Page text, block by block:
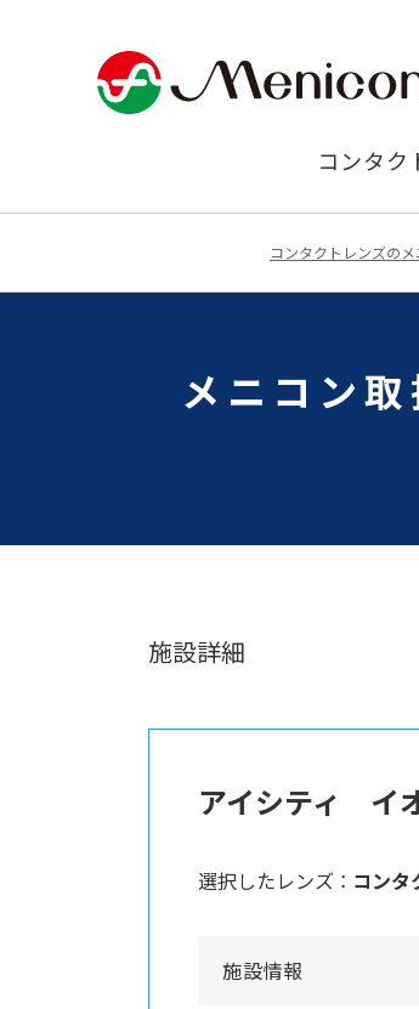
コンタク
コンタクトレンズのメ
メニコン
施設詳細
アイシティ イ
選択したレンズ ： コンタ
施設情報